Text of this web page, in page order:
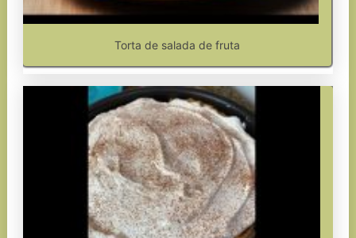
Torta de salada de fruta